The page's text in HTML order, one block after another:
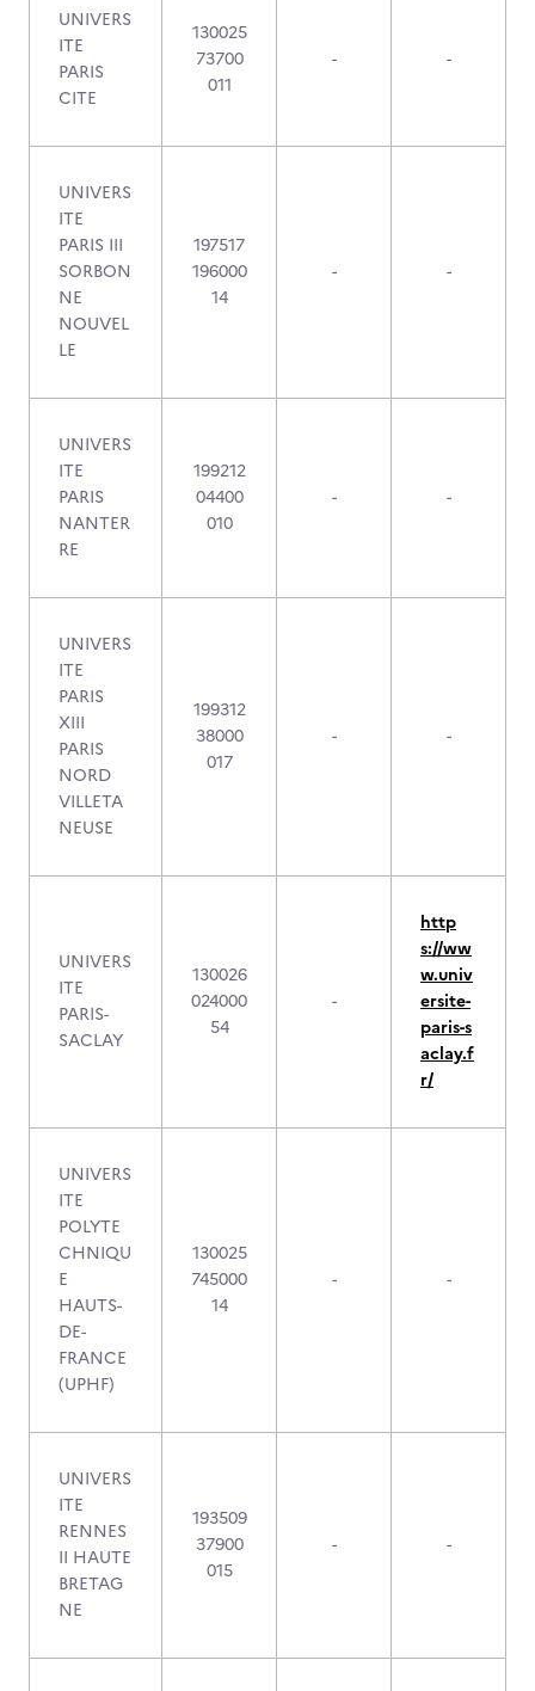
UNIVERS
ITE
PARIS
CITE
130025
73700
011
- -
UNIVERS
ITE
PARIS III
SORBON
NE
NOUVEL
LE
197517
196000
14
- -
UNIVERS
ITE
PARIS
NANTER
RE
199212
04400
010
- -
UNIVERS
ITE
PARIS
XIII
PARIS
NORD
VILLETA
NEUSE
199312
38000
017
- -
UNIVERS
ITE
PARIS-
SACLAY
130026
024000
54
-
http
s://ww
w.univ
ersite-
paris-s
aclay.f
r/
UNIVERS
ITE
POLYTE
CHNIQU
E
HAUTS-
DE-
FRANCE
(UPHF)
130025
745000
14
- -
UNIVERS
ITE
RENNES
II HAUTE
BRETAG
NE
193509
37900
015
- -